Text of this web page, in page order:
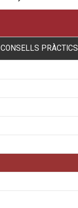
CONSELLS PRÀCTICS